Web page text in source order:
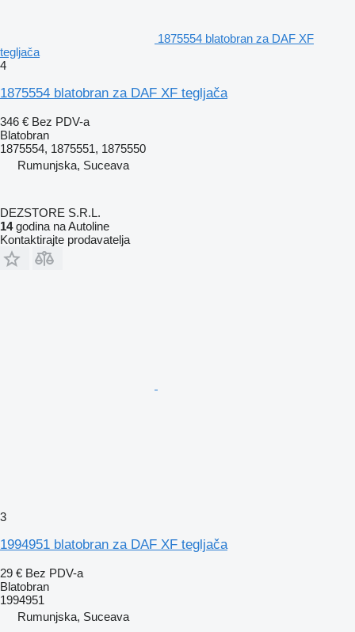
1875554 blatobran za DAF XF
tegljača
4
1875554 blatobran za DAF XF tegljača
346 € Bez PDV-a
Blatobran
1875554, 1875551, 1875550
Rumunjska, Suceava
DEZSTORE S.R.L.
14godina na Autoline
Kontaktirajte prodavatelja
3
1994951 blatobran za DAF XF tegljača
29 € Bez PDV-a
Blatobran
1994951
Rumunjska, Suceava